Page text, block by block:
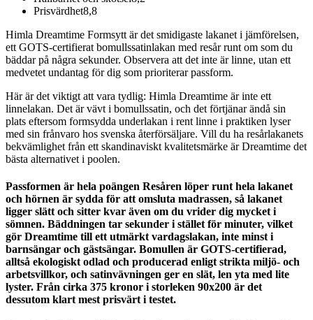
Prisvärdhet8,8
Himla Dreamtime Formsytt är det smidigaste lakanet i jämförelsen,
ett GOTS-certifierat bomullssatinlakan med resår runt om som du
bäddar på några sekunder. Observera att det inte är linne, utan ett
medvetet undantag för dig som prioriterar passform.
Här är det viktigt att vara tydlig: Himla Dreamtime är inte ett
linnelakan. Det är vävt i bomullssatin, och det förtjänar ändå sin
plats eftersom formsydda underlakan i rent linne i praktiken lyser
med sin frånvaro hos svenska återförsäljare. Vill du ha resårlakanets
bekvämlighet från ett skandinaviskt kvalitetsmärke är Dreamtime det
bästa alternativet i poolen.
Passformen är hela poängen Resåren löper runt hela lakanet
och hörnen är sydda för att omsluta madrassen, så lakanet
ligger slätt och sitter kvar även om du vrider dig mycket i
sömnen. Bäddningen tar sekunder i stället för minuter, vilket
gör Dreamtime till ett utmärkt vardagslakan, inte minst i
barnsängar och gästsängar. Bomullen är GOTS-certifierad,
alltså ekologiskt odlad och producerad enligt strikta miljö- och
arbetsvillkor, och satinvävningen ger en slät, len yta med lite
lyster. Från cirka 375 kronor i storleken 90x200 är det
dessutom klart mest prisvärt i testet.